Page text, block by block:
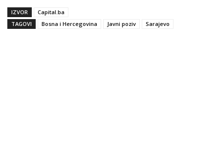
IZVOR
Capital.ba
TAGOVI
Bosna i Hercegovina Javni poziv Sarajevo